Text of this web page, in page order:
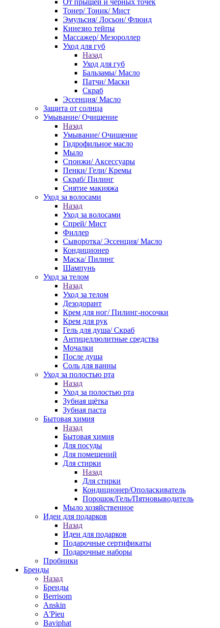
От прыщей и чёрных точек
Тонер/ Тоник/ Мист
Эмульсия/ Лосьон/ Флюид
Кинезио тейпы
Массажер/ Мезороллер
Уход для губ
Назад
Уход для губ
Бальзамы/ Масло
Патчи/ Маски
Скраб
Эссенция/ Масло
Защита от солнца
Умывание/ Очищение
Назад
Умывание/ Очищение
Гидрофильное масло
Мыло
Спонжи/ Аксессуары
Пенки/ Гели/ Кремы
Скраб/ Пилинг
Снятие макияжа
Уход за волосами
Назад
Уход за волосами
Спрей/ Мист
Филлер
Сыворотка/ Эссенция/ Масло
Кондиционер
Маска/ Пилинг
Шампунь
Уход за телом
Назад
Уход за телом
Дезодорант
Крем для ног/ Пилинг-носочки
Крем для рук
Гель для душа/ Скраб
Антицеллюлитные средства
Мочалки
После душа
Соль для ванны
Уход за полостью рта
Назад
Уход за полостью рта
Зубная щётка
Зубная паста
Бытовая химия
Назад
Бытовая химия
Для посуды
Для помещений
Для стирки
Назад
Для стирки
Кондиционер/Ополаскиватель
Порошок/Гель/Пятновыводитель
Мыло хозяйственное
Идеи для подарков
Назад
Идеи для подарков
Подарочные сертификаты
Подарочные наборы
Пробники
Бренды
Назад
Бренды
Berrisom
Anskin
A'Pieu
Baviphat